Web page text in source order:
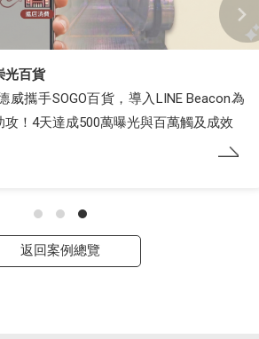
手SOGO百貨，導入LINE Beacon為
天達成500萬曝光與百萬觸及成效
返回案例總覽